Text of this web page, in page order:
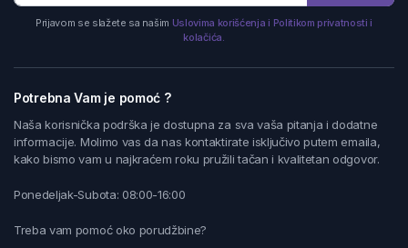
Prijavom se slažete sa našim Uslovima korišćenja i Politikom privatnosti i
kolačića.
Potrebna Vam je pomoć ?
Naša korisnička podrška je dostupna za sva vaša pitanja i dodatne
informacije. Molimo vas da nas kontaktirate isključivo putem emaila,
kako bismo vam u najkraćem roku pružili tačan i kvalitetan odgovor.
Ponedeljak-Subota: 08:00-16:00
Treba vam pomoć oko porudžbine?